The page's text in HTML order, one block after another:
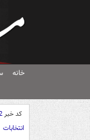
خانه
کد خبر
انتخابات